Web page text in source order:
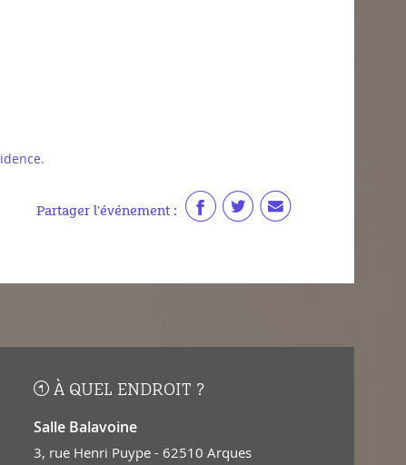
Partager l'événement :
À QUEL ENDROIT ?
Salle Balavoine
3, rue Henri Puype - 62510 Arques